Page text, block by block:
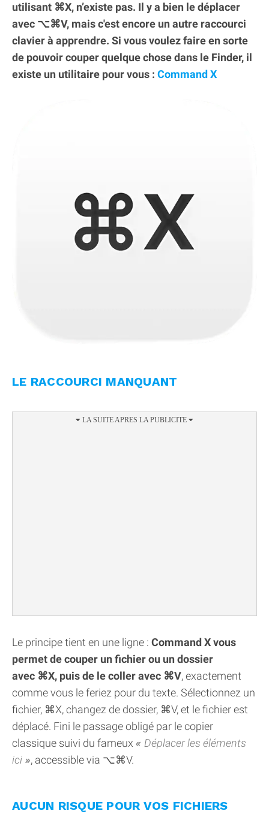
utilisant ⌘X, n’existe pas. Il y a bien le déplacer
avec ⌥⌘V, mais c'est encore un autre raccourci
clavier à apprendre. Si vous voulez faire en sorte
de pouvoir couper quelque chose dans le Finder, il
existe un utilitaire pour vous : Command X
LE RACCOURCI MANQUANT
Le principe tient en une ligne : Command X vous
permet de couper un fichier ou un dossier
avec ⌘X, puis de le coller avec ⌘V, exactement
comme vous le feriez pour du texte. Sélectionnez un
fichier, ⌘X, changez de dossier, ⌘V, et le fichier est
déplacé. Fini le passage obligé par le copier
classique suivi du fameux
Déplacer les éléments
ici
, accessible via ⌥⌘V.
AUCUN RISQUE POUR VOS FICHIERS